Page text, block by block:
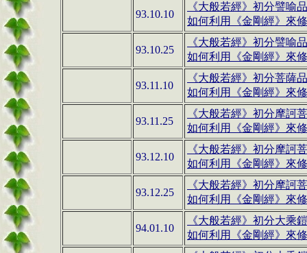
93.10.10
《大般若經》 初分譬喻
如何利用
《金剛經》 來
93.10.25
《大般若經》 初分譬喻
如何利用
《金剛經》 來
93.11.10
《大般若經》 初分菩薩
如何利用
《金剛經》 來
93.11.25
《大般若經》 初分摩訶
如何利用
《金剛經》 來
93.12.10
《大般若經》 初分摩訶
如何利用
《金剛經》 來
93.12.25
《大般若經》 初分摩訶
如何利用
《金剛經》 來
94.01.10
《大般若經》 初分大乘
如何利用
《金剛經》 來